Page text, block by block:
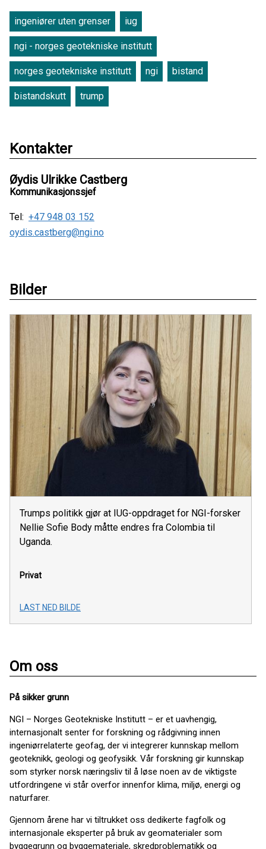
ingeniører uten grenser iug
ngi - norges geotekniske institutt
norges geotekniske institutt ngi bistand
bistandskutt trump
Kontakter
Øydis Ulrikke Castberg
Kommunikasjonssjef
Tel: +47 948 03 152
oydis.castberg@ngi.no
Bilder
Trumps politikk gjør at IUG-oppdraget for NGI-forsker
Nellie Sofie Body måtte endres fra Colombia til
Uganda.
Privat
LAST NED BILDE
Om oss
På sikker grunn
NGI – Norges Geotekniske Institutt – er et uavhengig,
internasjonalt senter for forskning og rådgivning innen
ingeniørrelaterte geofag, der vi integrerer kunnskap mellom
geoteknikk, geologi og geofysikk. Vår forskning gir kunnskap
som styrker norsk næringsliv til å løse noen av de viktigste
utfordringene vi står overfor innenfor klima, miljø, energi og
naturfarer.
Gjennom årene har vi tiltrukket oss dedikerte fagfolk og
internasjonale eksperter på bruk av geomaterialer som
byggegrunn og byggemateriale, skredproblematikk og